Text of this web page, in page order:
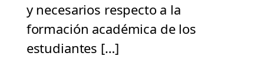
y necesarios respecto a la
formación académica de los
estudiantes […]